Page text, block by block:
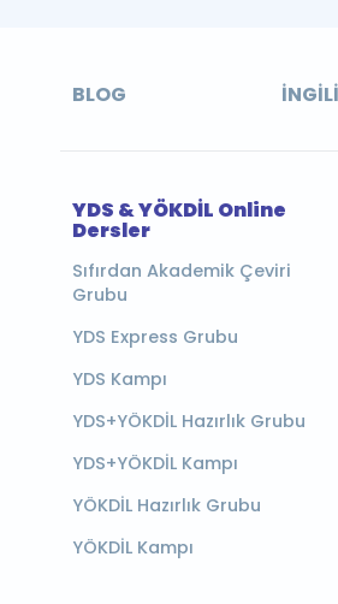
BLOG
YDS & YÖKDİL Online
Dersler
Sıfırdan Akademik Çeviri
Grubu
YDS Express Grubu
YDS Kampı
YDS+YÖKDİL Hazırlık Grubu
YDS+YÖKDİL Kampı
YÖKDİL Hazırlık Grubu
YÖKDİL Kampı